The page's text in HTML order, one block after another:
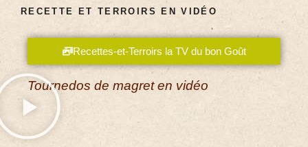
RECETTE ET TERROIRS EN VIDÉO
Recettes-et-Terroirs la TV du bon Goût
Tournedos de magret en vidéo